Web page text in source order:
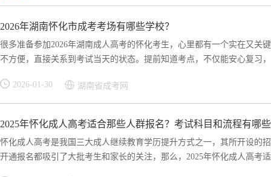
2026年湖南怀化市成考考场有哪些学校？
很多准备参加2026年湖南成人高考的怀化考生，心里都有一个实在又关
不方便，直接关系到考试当天的状态。提前知道考点，不仅能安心复习
2026-01-30 湖南省成考网
2025年怀化成人高考适合那些人群报名？考试科目和流程有哪
怀化成人高考是我国三大成人继续教育学历提升方式之一，其所开设的
开通报名都吸引了大批考生和家长的关注，那么，2025年怀化成人高考